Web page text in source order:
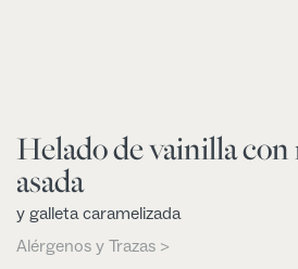
Helado de vainilla con
asada
y galleta caramelizada
Alérgenos y Trazas >